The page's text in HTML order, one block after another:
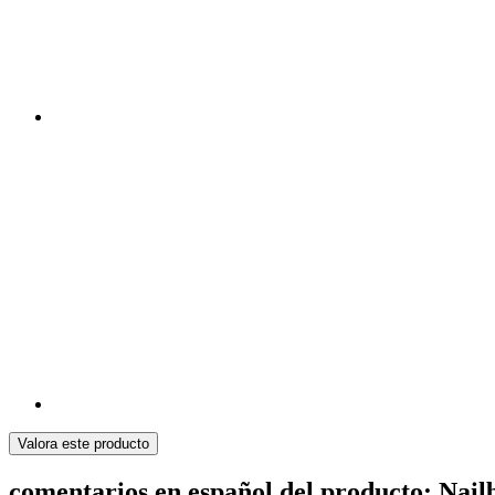
Valora este producto